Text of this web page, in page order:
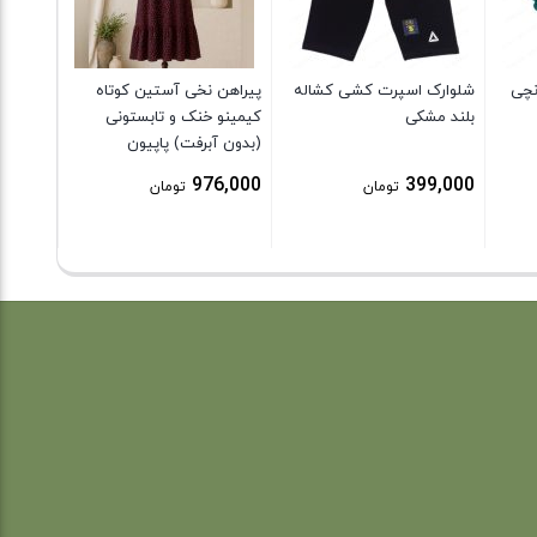
شلوارک اسپرت کشی کشاله
بلند مشکی
399,000 تومان
پیراهن نخی آستین کوتاه
کیمینو خنک و تابستونی
(بدون آبرفت) پاپیون
976,000 تومان